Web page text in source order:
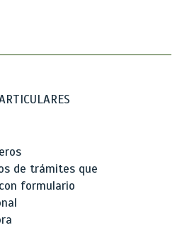
de trámites que
formulario